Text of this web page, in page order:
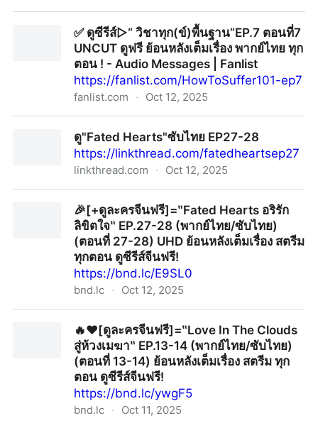
🎬ดูซีรีส์ไทย“Dangerous Queen คนโปรดของควีน” EP.2 ดู
สดแบบออนไลน์ ดูย้อนหลัง ตอนที่2 UNCUT เต็มเรื่องฟรี
ทุกตอน‼︎ - Audio Messages | Fanlist
✅ ดูซีรีส์▷“ วิชาทุก(ข์)พื้นฐาน”EP.7 ตอนที่7
UNCUT ดูฟรี ย้อนหลังเต็มเรื่อง พากย์ไทย ทุก
ตอน ! - Audio Messages | Fanlist
https://fanlist.com/HowToSuffer101-ep7
fanlist.com · Oct 12, 2025
ย้อนหลังเต็มเรื่อง พากย์ไทย ทุกตอน ! - Audio Messages |
ดู"Fated Hearts"ซับไทย EP27-28
https://linkthread.com/fatedheartsep27
linkthread.com · Oct 12, 2025
🎉[+ดูละครจีนฟรี]=‶Fated Hearts อริรัก
ลิขิตใจ‶ EP.27-28 (พากย์ไทย/ซับไทย)
(ตอนที่ 27-28) UHD ย้อนหลังเต็มเรื่อง สตรีม
ทุกตอน ดูซีรีส์จีนฟรี!
https://bnd.lc/E9SL0
bnd.lc · Oct 12, 2025
28 (พากย์ไทย/ซับไทย) (ตอนที่ 27-28) UHD ย้อนหลังเต็ม
เรื่อง สตรีม ทุกตอน ดูซีรีส์จีนฟรี!
🔥❤️[ดูละครจีนฟรี]=‶Love In The Clouds
สู่ห้วงเมฆา‶ EP.13-14 (พากย์ไทย/ซับไทย)
(ตอนที่ 13-14) ย้อนหลังเต็มเรื่อง สตรีม ทุก
ตอน ดูซีรีส์จีนฟรี!
https://bnd.lc/ywgF5
bnd.lc · Oct 11, 2025